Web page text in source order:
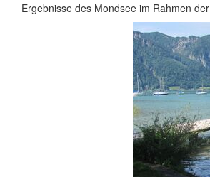
Ergebnisse des Mondsee im Rahmen der